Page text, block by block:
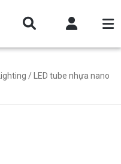
/ LED tube nhựa nano